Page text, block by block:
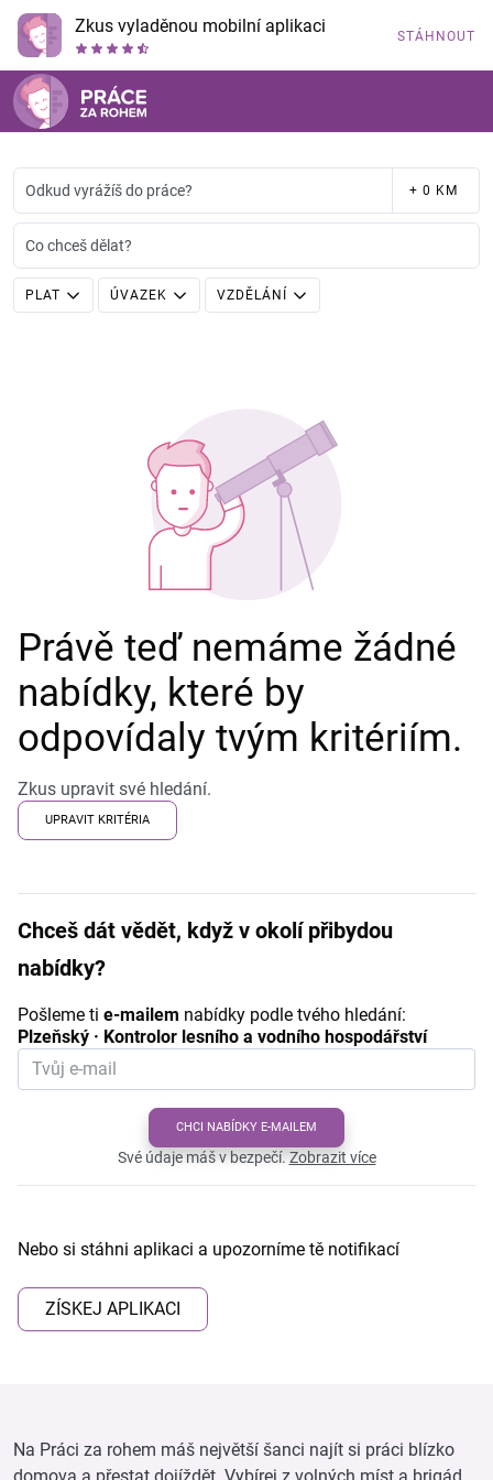
Zkus vyladěnou mobilní aplikaci STÁHNOUT
Odkud vyrážíš do práce? + 0 KM
Co chceš dělat?
PLAT ÚVAZEK VZDĚLÁNÍ
Právě teď nemáme žádné
nabídky, které by
odpovídaly tvým kritériím.
Zkus upravit své hledání.
UPRAVIT KRITÉRIA
Chceš dát vědět, když v okolí přibydou
nabídky?
Pošleme ti e-mailem nabídky podle tvého hledání:
Plzeňský · Kontrolor lesního a vodního hospodářství
CHCI NABÍDKY E-MAILEM
Své údaje máš v bezpečí.Zobrazit více
Nebo si stáhni aplikaci a upozorníme tě notifikací
ZÍSKEJ APLIKACI
Na Práci za rohem máš největší šanci najít si práci blízko
domova a přestat dojíždět. Vybírej z volných míst a brigád